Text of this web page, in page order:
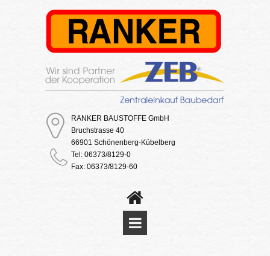
RANKER BAUSTOFFE GmbH
Bruchstrasse 40
66901 Schönenberg-Kübelberg
Tel: 06373/8129-0
Fax: 06373/8129-60